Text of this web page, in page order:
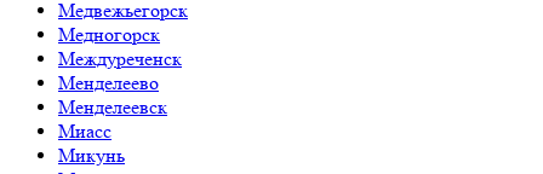
Медвежьегорск
Медногорск
Междуреченск
Менделеево
Менделеевск
Миасс
Микунь